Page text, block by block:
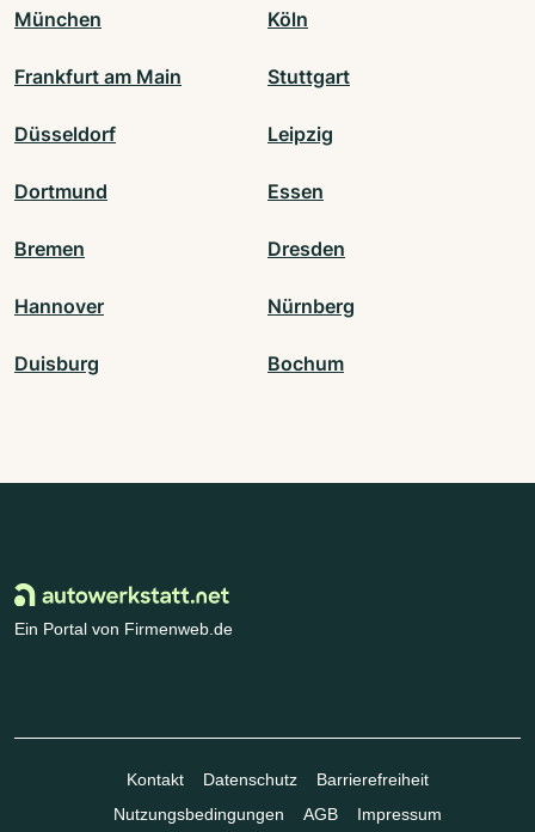
München Köln
Frankfurt am Main Stuttgart
Düsseldorf Leipzig
Dortmund Essen
Bremen Dresden
Hannover Nürnberg
Duisburg Bochum
Ein Portal von Firmenweb.de
Kontakt Datenschutz
Barrierefreiheit
Nutzungsbedingungen
AGB Impressum